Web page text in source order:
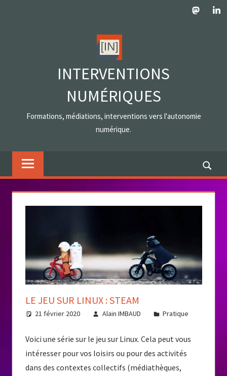
INTERVENTIONS
NUMÉRIQUES
Formations, médiations, interventions vers l'autonomie
numérique.
LE JEU SUR LINUX : STEAM
21 février 2020 Alain IMBAUD Pratique
Voici une série sur le jeu sur Linux. Cela peut vous
intéresser pour vos loisirs ou pour des activités
dans des contextes collectifs (médiathèques,